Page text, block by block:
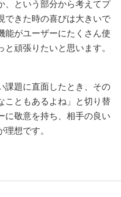
、という部分から考えてプ
できた時の喜びは大きいで
能がユーザーにたくさん使
頑張りたいと思います。
課題に直面したとき、その
こともあるよね」と切り替
に敬意を持ち、相手の良い
想です。